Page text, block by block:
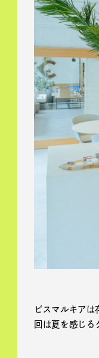
ビスマルキアは
回は夏を感じる